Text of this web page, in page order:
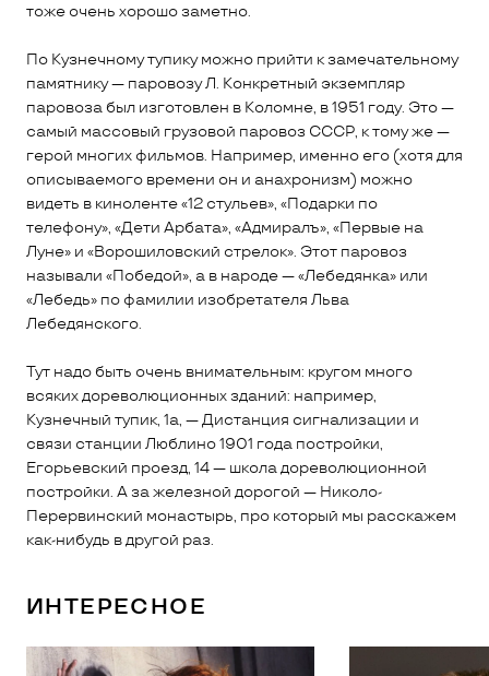
тоже очень хорошо заметно.
По Кузнечному тупику можно прийти к замечательному
памятнику — паровозу Л. Конкретный экземпляр
паровоза был изготовлен в Коломне, в 1951 году. Это —
самый массовый грузовой паровоз СССР, к тому же —
герой многих фильмов. Например, именно его (хотя для
описываемого времени он и анахронизм) можно
видеть в киноленте «12 стульев», «Подарки по
телефону», «Дети Арбата», «Адмиралъ», «Первые на
Луне» и «Ворошиловский стрелок». Этот паровоз
называли «Победой», а в народе — «Лебедянка» или
«Лебедь» по фамилии изобретателя Льва
Лебедянского.
Тут надо быть очень внимательным: кругом много
всяких дореволюционных зданий: например,
Кузнечный тупик, 1а, — Дистанция сигнализации и
связи станции Люблино 1901 года постройки,
Егорьевский проезд, 14 — школа дореволюционной
постройки. А за железной дорогой — Николо-
Перервинский монастырь, про который мы расскажем
как-нибудь в другой раз.
ИНТЕРЕСНОЕ